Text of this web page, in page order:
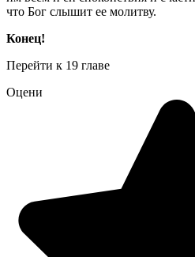
что Бог слышит ее молитву.
Конец!
Перейти к 19 главе
Оцени